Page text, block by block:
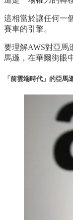
這相當於讓任何一
賽車的引擎。
要理解AWS對亞馬
馬遜，在華爾街眼
「前雲端時代」的亞